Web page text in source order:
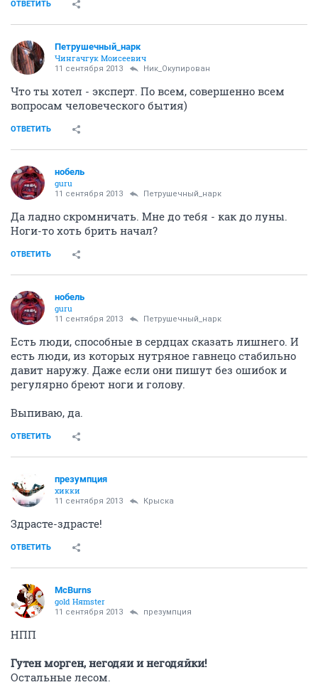
ОТВЕТИТЬ
Петрушечный_нарк
Чингачгук Моисеевич
11 сентября 2013 Ник_Окупирован
Что ты хотел - эксперт. По всем, совершенно всем
вопросам человеческого бытия)
ОТВЕТИТЬ
нобель
guru
11 сентября 2013 Петрушечный_нарк
Да ладно скромничать. Мне до тебя - как до луны.
Ноги-то хоть брить начал?
ОТВЕТИТЬ
нобель
guru
11 сентября 2013 Петрушечный_нарк
Есть люди, способные в сердцах сказать лишнего. И
есть люди, из которых нутряное гавнецо стабильно
давит наружу. Даже если они пишут без ошибок и
регулярно бреют ноги и голову.
Выпиваю, да.
ОТВЕТИТЬ
презумпция
хикки
11 сентября 2013 Крыска
Здрасте-здрасте!
ОТВЕТИТЬ
McBurns
gold Няmster
11 сентября 2013 презумпция
НПП
Гутен морген, негодяи и негодяйки!
Остальные лесом.